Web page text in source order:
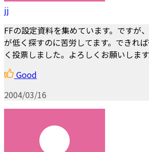
jj
FFの設定資料を集めています。ですが
が低く探すのに苦労してます。できれ
く投票しました。よろしくお願いします
Good
2004/03/16